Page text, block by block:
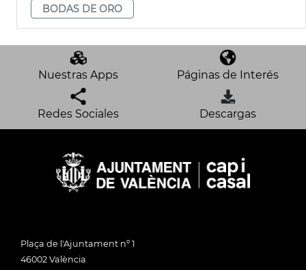
BODAS DE ORO
Nuestras Apps Páginas de Interés
Redes Sociales Descargas
Plaça de l'Ajuntament nº 1
46002 València